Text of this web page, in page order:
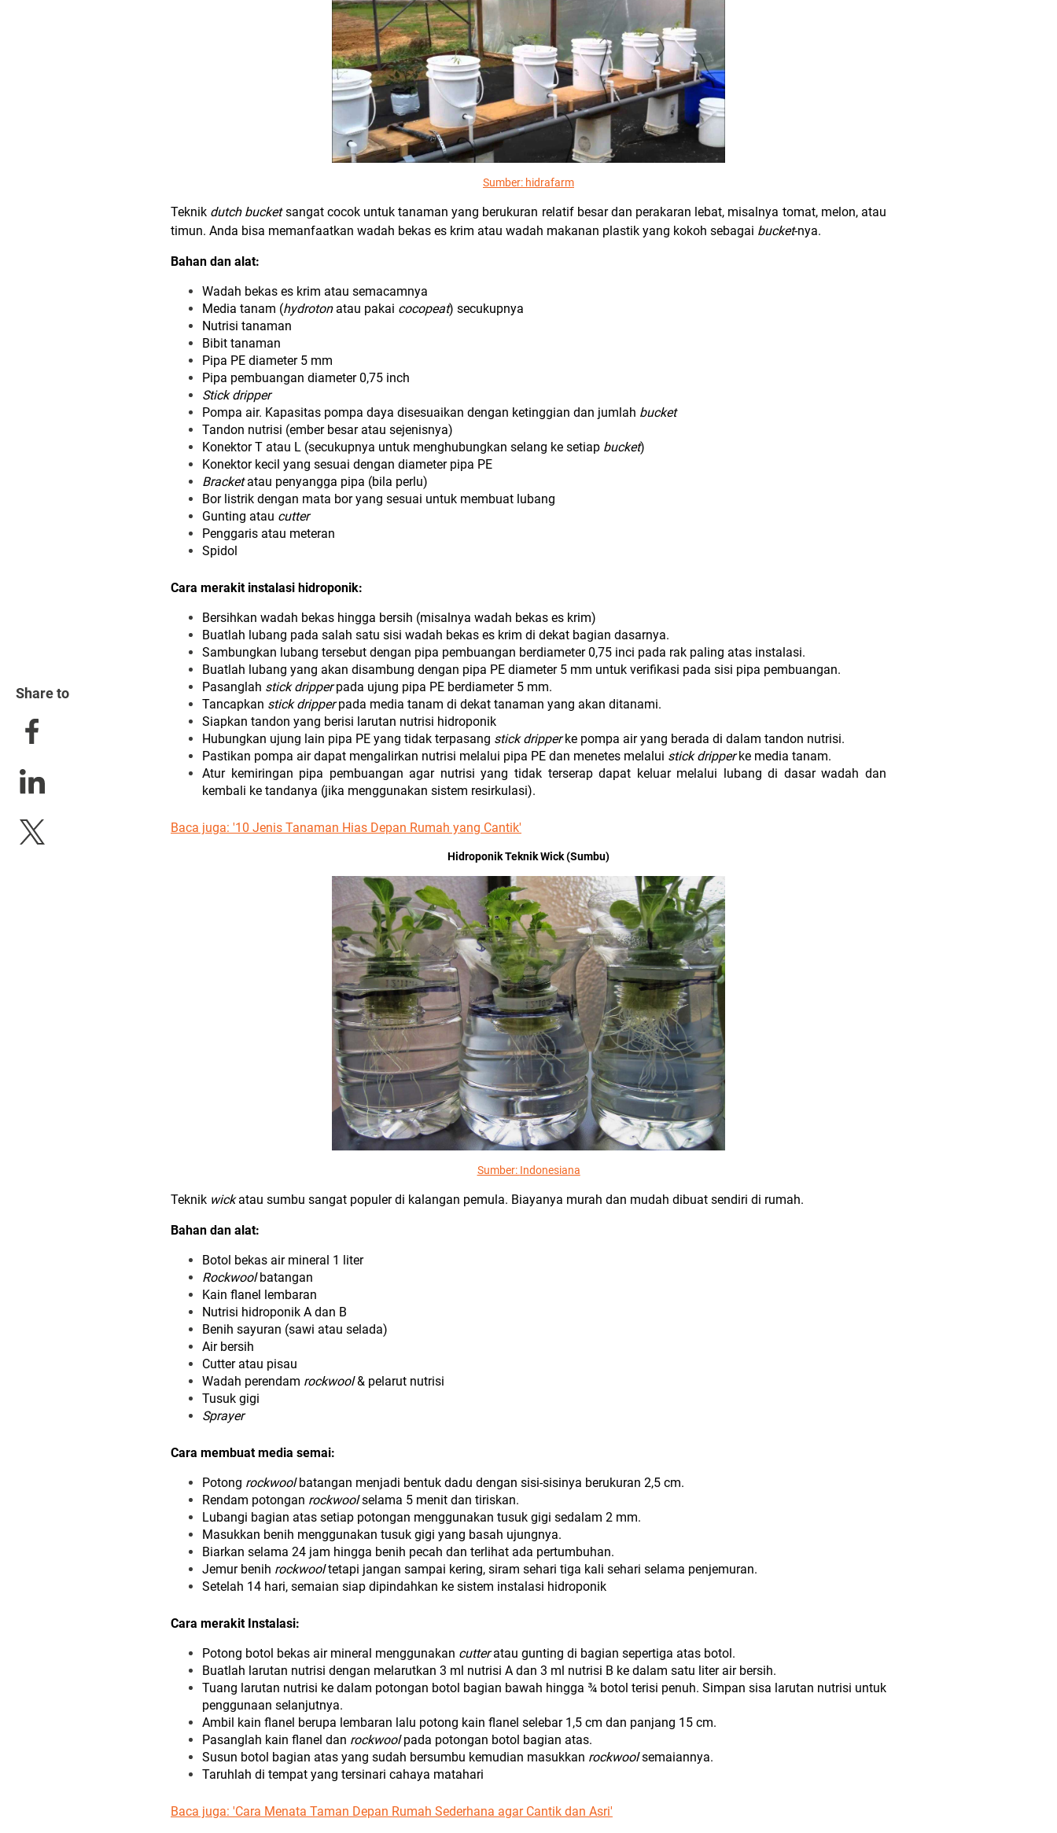
Sumber: hidrafarm
Teknik dutch bucketsangat cocok untuk tanaman yang berukuran relatif besar dan perakaran lebat, misalnya tomat, melon, atau
timun. Anda bisa memanfaatkan wadah bekas es krim atau wadah makanan plastik yang kokoh sebagai bucket-nya.
Bahan dan alat:
Wadah bekas es krim atau semacamnya
Media tanam (hydrotonatau pakai cocopeat) secukupnya
Nutrisi tanaman
Bibit tanaman
Pipa PE diameter 5 mm
Pipa pembuangan diameter 0,75 inch
Stick dripper
Pompa air. Kapasitas pompa daya disesuaikan dengan ketinggian dan jumlah bucket
Tandon nutrisi (ember besar atau sejenisnya)
Konektor T atau L (secukupnya untuk menghubungkan selang ke setiap bucket)
Konektor kecil yang sesuai dengan diameter pipa PE
Bracketatau penyangga pipa (bila perlu)
Bor listrik dengan mata bor yang sesuai untuk membuat lubang
Gunting atau cutter
Penggaris atau meteran
Spidol
Cara merakit instalasi hidroponik:
Bersihkan wadah bekas hingga bersih (misalnya wadah bekas es krim)
Buatlah lubang pada salah satu sisi wadah bekas es krim di dekat bagian dasarnya.
Sambungkan lubang tersebut dengan pipa pembuangan berdiameter 0,75 inci pada rak paling atas instalasi.
Buatlah lubang yang akan disambung dengan pipa PE diameter 5 mm untuk verifikasi pada sisi pipa pembuangan.
Pasanglah stick dripperpada ujung pipa PE berdiameter 5 mm.
Tancapkan stick dripperpada media tanam di dekat tanaman yang akan ditanami.
Siapkan tandon yang berisi larutan nutrisi hidroponik
Hubungkan ujung lain pipa PE yang tidak terpasang stick dripperke pompa air yang berada di dalam tandon nutrisi.
Pastikan pompa air dapat mengalirkan nutrisi melalui pipa PE dan menetes melalui stick dripperke media tanam.
Atur kemiringan pipa pembuangan agar nutrisi yang tidak terserap dapat keluar melalui lubang di dasar wadah dan
kembali ke tandanya (jika menggunakan sistem resirkulasi).
Baca juga: '10 Jenis Tanaman Hias Depan Rumah yang Cantik'
Hidroponik Teknik Wick (Sumbu)
Sumber: Indonesiana
Teknik wickatau sumbu sangat populer di kalangan pemula. Biayanya murah dan mudah dibuat sendiri di rumah.
Bahan dan alat:
Botol bekas air mineral 1 liter
Rockwoolbatangan
Kain flanel lembaran
Nutrisi hidroponik A dan B
Benih sayuran (sawi atau selada)
Air bersih
Cutter atau pisau
Wadah perendam rockwool& pelarut nutrisi
Tusuk gigi
Sprayer
Cara membuat media semai:
Potong rockwoolbatangan menjadi bentuk dadu dengan sisi-sisinya berukuran 2,5 cm.
Rendam potongan rockwoolselama 5 menit dan tiriskan.
Lubangi bagian atas setiap potongan menggunakan tusuk gigi sedalam 2 mm.
Masukkan benih menggunakan tusuk gigi yang basah ujungnya.
Biarkan selama 24 jam hingga benih pecah dan terlihat ada pertumbuhan.
Jemur benih rockwooltetapi jangan sampai kering, siram sehari tiga kali sehari selama penjemuran.
Setelah 14 hari, semaian siap dipindahkan ke sistem instalasi hidroponik
Cara merakit Instalasi:
Potong botol bekas air mineral menggunakan cutteratau gunting di bagian sepertiga atas botol.
Buatlah larutan nutrisi dengan melarutkan 3 ml nutrisi A dan 3 ml nutrisi B ke dalam satu liter air bersih.
Tuang larutan nutrisi ke dalam potongan botol bagian bawah hingga ¾ botol terisi penuh. Simpan sisa larutan nutrisi untuk
penggunaan selanjutnya.
Ambil kain flanel berupa lembaran lalu potong kain flanel selebar 1,5 cm dan panjang 15 cm.
Pasanglah kain flanel dan rockwoolpada potongan botol bagian atas.
Susun botol bagian atas yang sudah bersumbu kemudian masukkan rockwoolsemaiannya.
Taruhlah di tempat yang tersinari cahaya matahari
Baca juga: 'Cara Menata Taman Depan Rumah Sederhana agar Cantik dan Asri'
Share to